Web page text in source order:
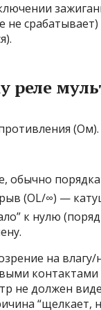
реле
обычно
(OL/∞) —
к нулю
на
контактами
не должен
“щелкает,